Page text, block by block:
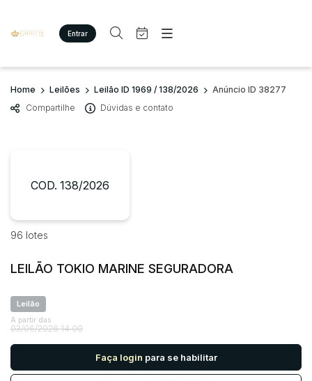
Entrar
Criar conta Entrar
Site
Agenda
Quem Somos
Imóveis
Busca por palavra-chave
Bairro
Judiciais Extrajudiciais
R$
Quem Somos
Home Leilões Leilão ID 1969 / 138/2026
Anúncio ID 38277
Compartilhe
Dúvidas e contato
COD. 138/2026
96 lotes
LEILÃO TOKIO MARINE SEGURADORA
Leilão
A partir das
03/06/2026 14:00
Faça login para se habilitar